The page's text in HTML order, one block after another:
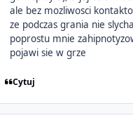
ale bez mozliwosci
ze podczas grania nie
poprostu mnie
pojawi sie w grze
Cytuj